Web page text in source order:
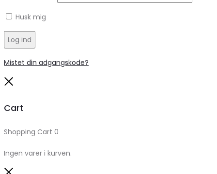
Husk mig
Log ind
Mistet din adgangskode?
Cart
Shopping Cart 0
Ingen varer i kurven.